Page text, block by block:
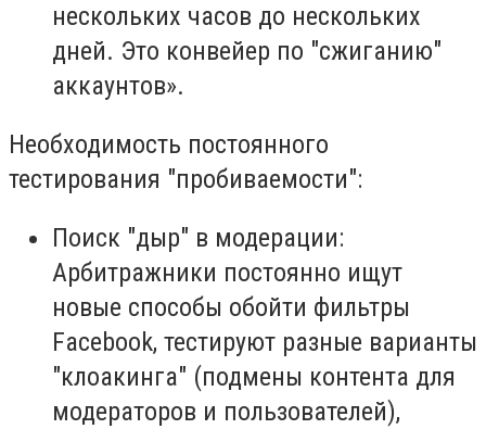
нескольких часов до нескольких
дней. Это конвейер по "сжиганию"
аккаунтов».
Необходимость постоянного
тестирования "пробиваемости":
Поиск "дыр" в модерации:
Арбитражники постоянно ищут
новые способы обойти фильтры
Facebook, тестируют разные варианты
"клоакинга" (подмены контента для
модераторов и пользователей),